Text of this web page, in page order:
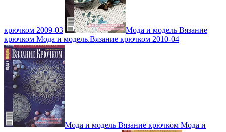
крючком 2009-03
Мода и модель Вязание
крючком Мода и модель.Вязание крючком 2010-04
Мода и модель Вязание крючком Мода и